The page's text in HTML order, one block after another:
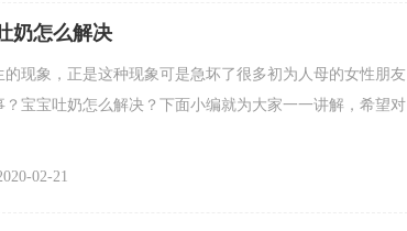
奶怎么解决
现象，正是这种现象可是急坏了很多初为人母的女性朋友
宝宝吐奶怎么解决？下面小编就为大家一一讲解，希望对
02-21